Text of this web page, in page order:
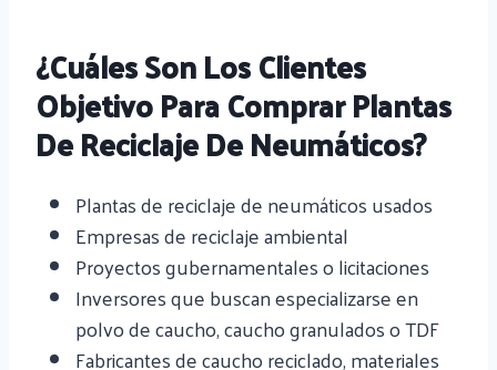
¿Cuáles Son Los Clientes
Objetivo Para Comprar Plantas
De Reciclaje De Neumáticos?
Plantas de reciclaje de neumáticos usados
Empresas de reciclaje ambiental
Proyectos gubernamentales o licitaciones
Inversores que buscan especializarse en
polvo de caucho, caucho granulados o TDF
Fabricantes de caucho reciclado, materiales